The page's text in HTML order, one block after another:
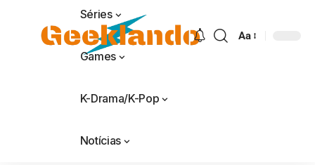
Séries
Games
K-Drama/K-Pop
Notícias
Aa